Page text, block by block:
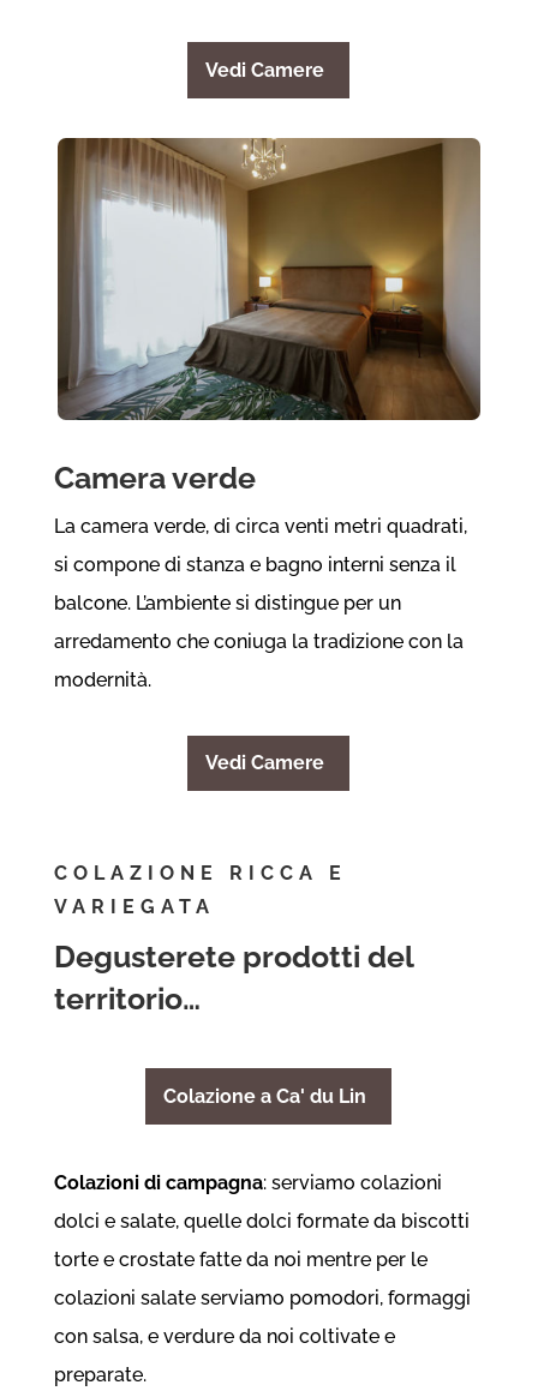
Vedi Camere
Camera verde
La camera verde, di circa venti metri quadrati,
si compone di stanza e bagno interni senza il
balcone. L’ambiente si distingue per un
arredamento che coniuga la tradizione con la
modernità.
Vedi Camere
COLAZIONE RICCA E
VARIEGATA
Degusterete prodotti del
territorio…
Colazione a Ca' du Lin
Colazioni di campagna: serviamo colazioni
dolci e salate, quelle dolci formate da biscotti
torte e crostate fatte da noi mentre per le
colazioni salate serviamo pomodori, formaggi
con salsa, e verdure da noi coltivate e
preparate.